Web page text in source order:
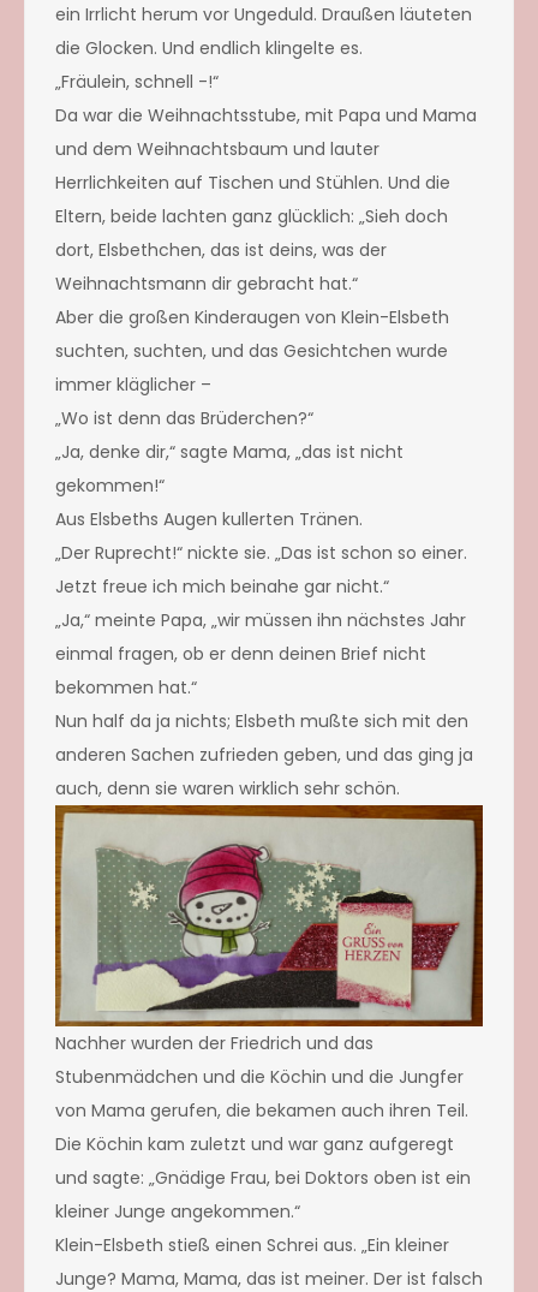
ein Irrlicht herum vor Ungeduld. Draußen läuteten
die Glocken. Und endlich klingelte es.
„Fräulein, schnell -!“
Da war die Weihnachtsstube, mit Papa und Mama
und dem Weihnachtsbaum und lauter
Herrlichkeiten auf Tischen und Stühlen. Und die
Eltern, beide lachten ganz glücklich: „Sieh doch
dort, Elsbethchen, das ist deins, was der
Weihnachtsmann dir gebracht hat.“
Aber die großen Kinderaugen von Klein-Elsbeth
suchten, suchten, und das Gesichtchen wurde
immer kläglicher –
„Wo ist denn das Brüderchen?“
„Ja, denke dir,“ sagte Mama, „das ist nicht
gekommen!“
Aus Elsbeths Augen kullerten Tränen.
„Der Ruprecht!“ nickte sie. „Das ist schon so einer.
Jetzt freue ich mich beinahe gar nicht.“
„Ja,“ meinte Papa, „wir müssen ihn nächstes Jahr
einmal fragen, ob er denn deinen Brief nicht
bekommen hat.“
Nun half da ja nichts; Elsbeth mußte sich mit den
anderen Sachen zufrieden geben, und das ging ja
auch, denn sie waren wirklich sehr schön.
Nachher wurden der Friedrich und das
Stubenmädchen und die Köchin und die Jungfer
von Mama gerufen, die bekamen auch ihren Teil.
Die Köchin kam zuletzt und war ganz aufgeregt
und sagte: „Gnädige Frau, bei Doktors oben ist ein
kleiner Junge angekommen.“
Klein-Elsbeth stieß einen Schrei aus. „Ein kleiner
Junge? Mama, Mama, das ist meiner. Der ist falsch